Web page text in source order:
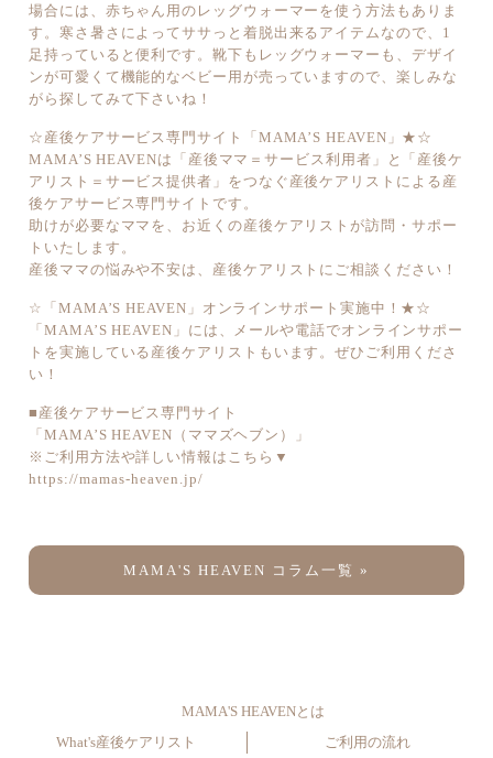
場合には、赤ちゃん用のレッグウォーマーを使う方法もありま
す。寒さ暑さによってササっと着脱出来るアイテムなので、1
足持っていると便利です。靴下もレッグウォーマーも、デザイ
ンが可愛くて機能的なベビー用が売っていますので、楽しみな
がら探してみて下さいね！
☆産後ケアサービス専門サイト「MAMA’S HEAVEN」★☆
MAMA’S HEAVENは「産後ママ＝サービス利用者」と「産後ケ
アリスト＝サービス提供者」をつなぐ産後ケアリストによる産
後ケアサービス専門サイトです。
助けが必要なママを、お近くの産後ケアリストが訪問・サポー
トいたします。
産後ママの悩みや不安は、産後ケアリストにご相談ください！
☆「MAMA’S HEAVEN」オンラインサポート実施中！★☆
「MAMA’S HEAVEN」には、メールや電話でオンラインサポー
トを実施している産後ケアリストもいます。ぜひご利用くださ
い！
■産後ケアサービス専門サイト
「MAMA’S HEAVEN（ママズヘブン）」
※ご利用方法や詳しい情報はこちら▼
https://mamas-heaven.jp/
MAMA'S HEAVEN コラム一覧 »
MAMA'S HEAVENとは
What's産後ケアリスト
ご利用の流れ